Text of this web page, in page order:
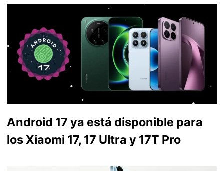
Android 17 ya está disponible para
los Xiaomi 17, 17 Ultra y 17T Pro